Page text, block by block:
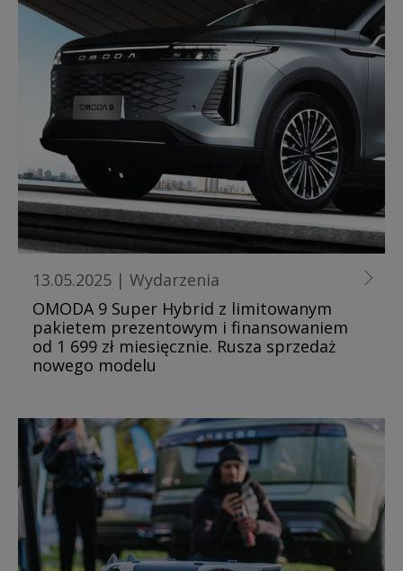
13.05.2025 | Wydarzenia
OMODA 9 Super Hybrid z limitowanym
pakietem prezentowym i finansowaniem
od 1 699 zł miesięcznie. Rusza sprzedaż
nowego modelu